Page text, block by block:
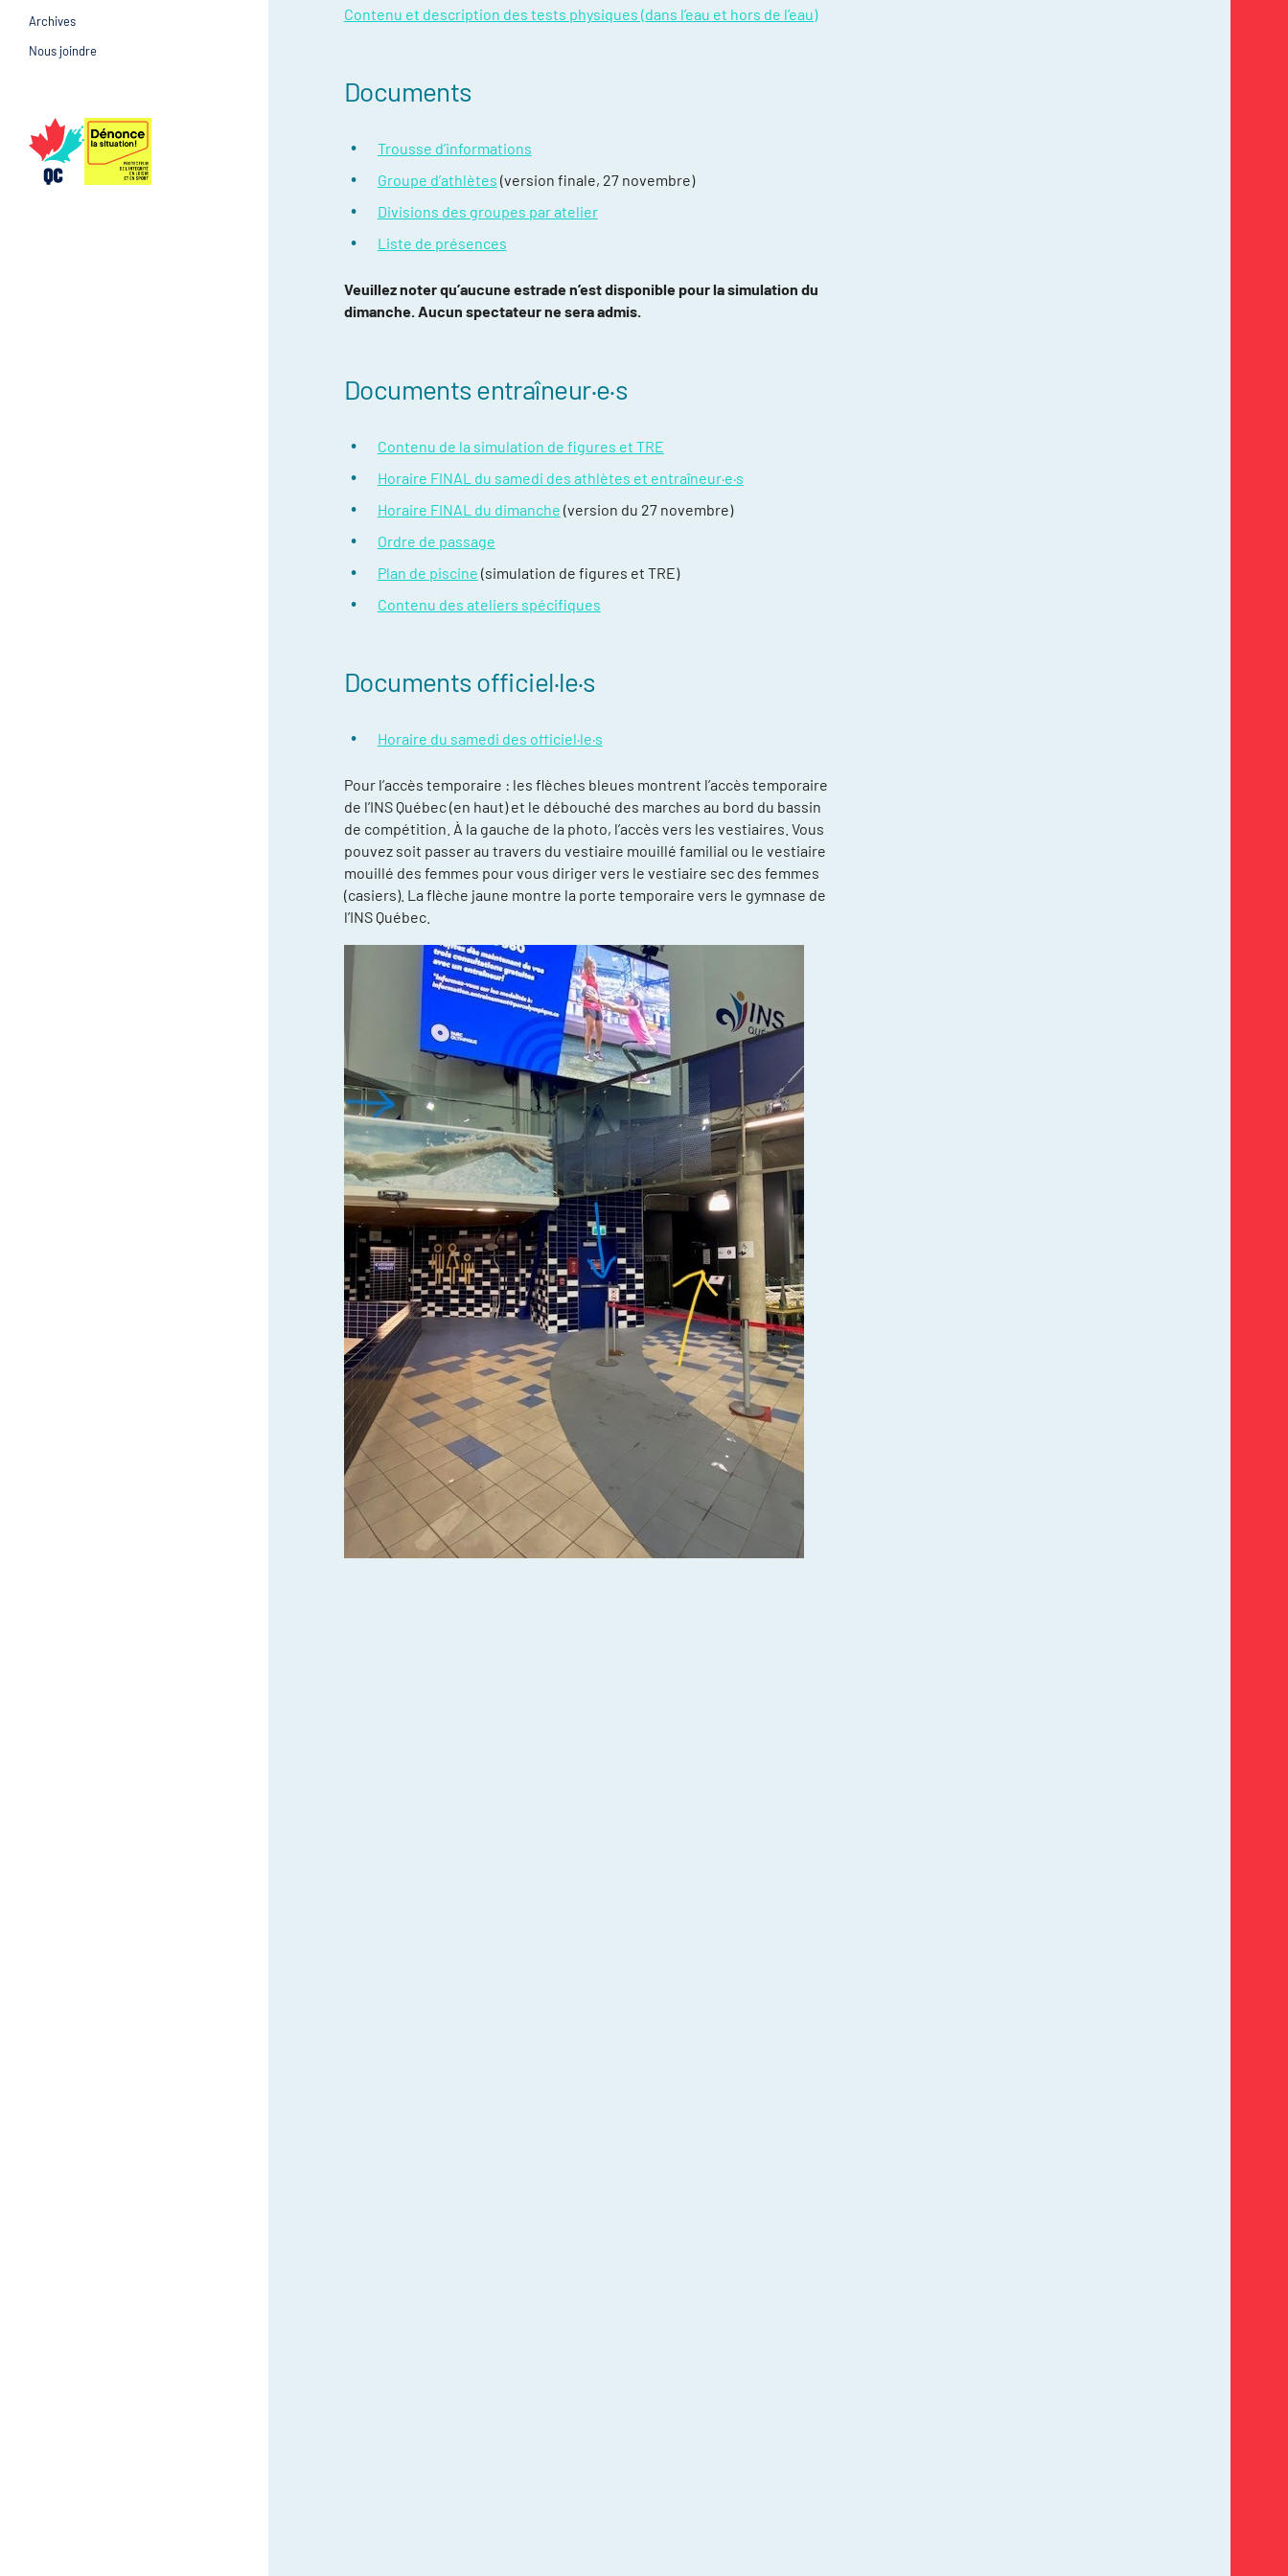
Gestion et gouvernance
Prévention et suivi des blessures
Archives
Nous joindre
Contenu et description des tests physiques (dans l’eau et hors de l’eau)
Documents
Trousse d’informations
Groupe d’athlètes (version finale, 27 novembre)
Divisions des groupes par atelier
Liste de présences
Veuillez noter qu’aucune estrade n’est disponible pour la simulation du
dimanche. Aucun spectateur ne sera admis.
Documents entraîneur·e·s
Contenu de la simulation de figures et TRE
Horaire FINAL du samedi des athlètes et entraîneur·e·s
Horaire FINAL du dimanche (version du 27 novembre)
Ordre de passage
Plan de piscine (simulation de figures et TRE)
Contenu des ateliers spécifiques
Documents officiel·le·s
Horaire du samedi des officiel·le·s
Pour l’accès temporaire : les flèches bleues montrent l’accès temporaire
de l’INS Québec (en haut) et le débouché des marches au bord du bassin
de compétition. À la gauche de la photo, l’accès vers les vestiaires. Vous
pouvez soit passer au travers du vestiaire mouillé familial ou le vestiaire
mouillé des femmes pour vous diriger vers le vestiaire sec des femmes
(casiers). La flèche jaune montre la porte temporaire vers le gymnase de
l’INS Québec.